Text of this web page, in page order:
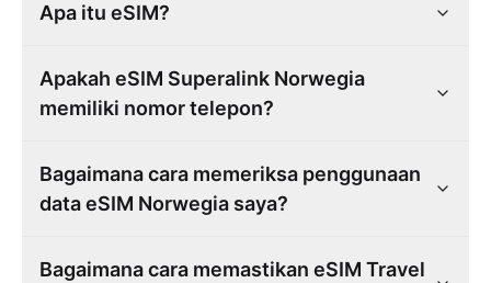
Apa itu eSIM?
Apakah eSIM Superalink Norwegia
memiliki nomor telepon?
Bagaimana cara memeriksa penggunaan
data eSIM Norwegia saya?
Bagaimana cara memastikan eSIM Travel